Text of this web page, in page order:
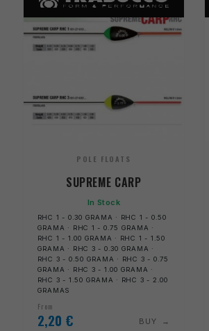
POLE FLOATS
SUPREME CARP
In Stock
RHC 1 - 0.30 GRAMA · RHC 1 - 0.50
GRAMA · RHC 1 - 0.75 GRAMA ·
RHC 1 - 1.00 GRAMA · RHC 1 - 1.50
GRAMA · RHC 3 - 0.30 GRAMA ·
RHC 3 - 0.50 GRAMA · RHC 3 - 0.75
GRAMA · RHC 3 - 1.00 GRAMA ·
RHC 3 - 1.50 GRAMA · RHC 3 - 2.00
GRAMAS
From
2,20 € BUY